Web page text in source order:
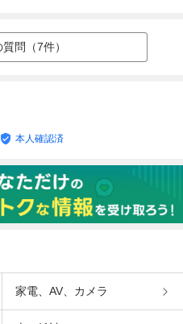
クカメラ 純正15
インチターボ用 ア
問（7件）
本人確認済
家電、AV、カメラ